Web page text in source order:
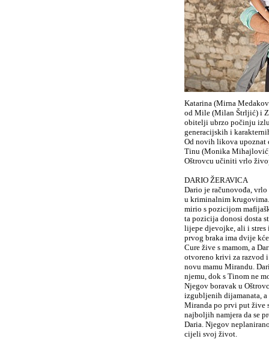
Katarina (Mirna
od Mile (Milan Štrljić) i
obitelji ubrzo počinju
generacijskih i
Od novih likova upoznat
Tinu (Monika
Oštrovcu učiniti vrlo
DARIO ŽERAVICA
Dario je računovođa,
u kriminalnim
mirio s pozicijom
ta pozicija donosi dosta
lijepe djevojke, ali i stres
prvog braka ima dvije
Cure žive s mamom, a
otvoreno krivi za razvod i
novu mamu Mirandu.
njemu, dok s Tinom ne
Njegov boravak u
izgubljenih dijamanata, a
Miranda po prvi put žive
najboljih namjera da se
Daria. Njegov
cijeli svoj život.